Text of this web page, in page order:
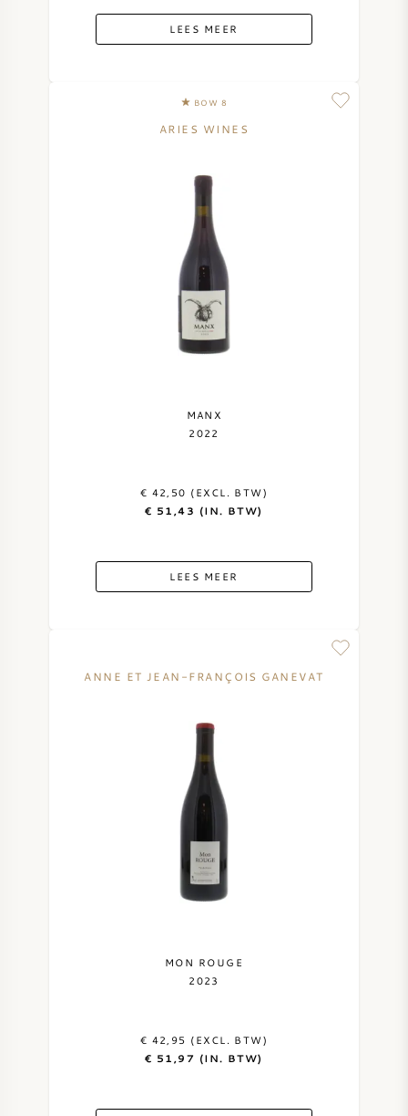
LEES MEER
BOW 8
ARIES WINES
MANX
2022
€ 42,50 (EXCL. BTW)
€ 51,43 (IN. BTW)
LEES MEER
ANNE ET JEAN-FRANÇOIS GANEVAT
MON ROUGE
2023
€ 42,95 (EXCL. BTW)
€ 51,97 (IN. BTW)